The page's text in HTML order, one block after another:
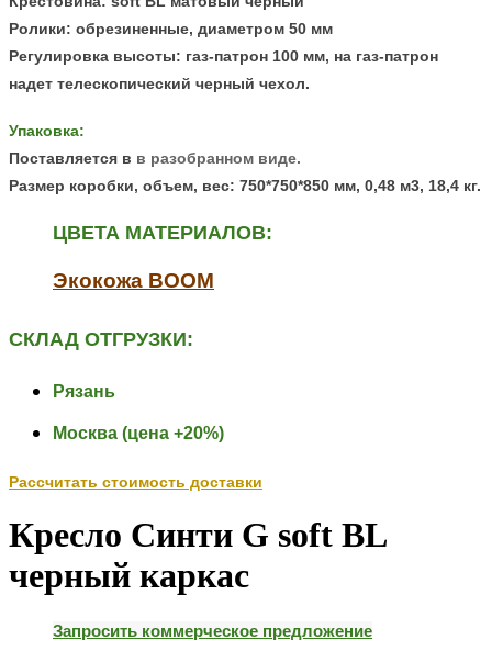
Ролики: обрезиненные, диаметром 50 мм
Регулировка высоты: газ-патрон 100 мм, на газ-патрон
надет телескопический черный чехол.
Упаковка:
Поставляется в в разобранном виде.
Размер коробки, объем, вес: 750*750*850 мм, 0,48 м3, 18,4 кг.
ЦВЕТА МАТЕРИАЛОВ:
Экокожа BOOM
СКЛАД ОТГРУЗКИ:
Рязань
Москва (цена +20%)
Рассчитать стоимость доставки
Кресло Синти G soft BL
черный каркас
Запросить коммерческое предложение